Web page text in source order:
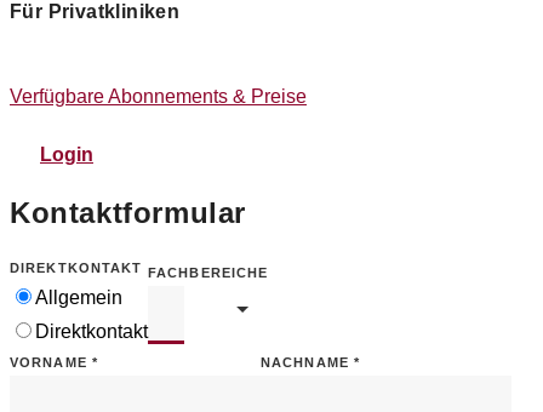
Für Privatkliniken
Verfügbare Abonnements & Preise
Login
Kontaktformular
DIREKTKONTAKT
Allgemein
Direktkontakt
FACHBEREICHE
VORNAME * NACHNAME*